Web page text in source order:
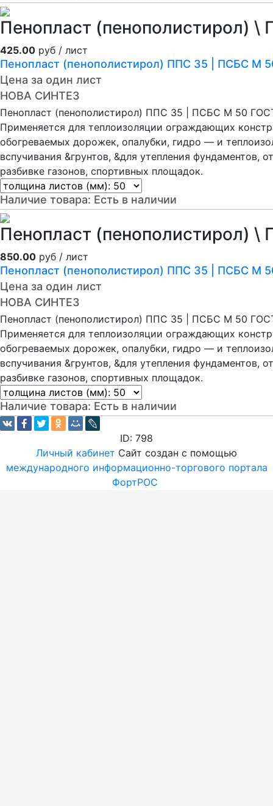
Пенопласт
425.00 руб / лист
Пенопласт (пенополистирол) ППС 35 | ПСБС М
Цена за один лист
НОВА СИНТЕЗ
Пенопласт (пенополистирол) ППС 35 | ПСБС М 50
Применяется для теплоизоляции ограждающих
обогреваемых дорожек, опалубки, гидро — и
вспучивания &грунтов, &для утепления фундаментов,
разбивке газонов, спортивных площадок.
Наличие товара: Есть в наличии
Пенопласт
850.00 руб / лист
Пенопласт (пенополистирол) ППС 35 | ПСБС М
Цена за один лист
НОВА СИНТЕЗ
Пенопласт (пенополистирол) ППС 35 | ПСБС М 50
Применяется для теплоизоляции ограждающих
обогреваемых дорожек, опалубки, гидро — и
вспучивания &грунтов, &для утепления фундаментов,
разбивке газонов, спортивных площадок.
Наличие товара: Есть в наличии
ID: 798
Личный кабинет Сайт создан с помощью
международного информационно-торгового портала
ФортРОС